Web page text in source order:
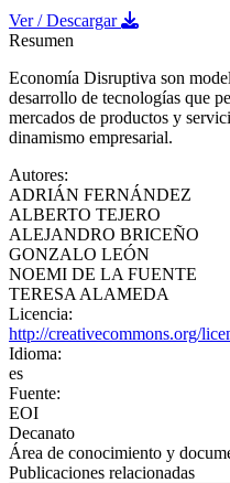
Ver / Descargar
Resumen
Economía Disruptiva son
desarrollo de tecnologías que
mercados de productos y
dinamismo empresarial.
Autores:
ADRIÁN FERNÁNDEZ
ALBERTO TEJERO
ALEJANDRO BRICEÑO
GONZALO LEÓN
NOEMI DE LA FUENTE
TERESA ALAMEDA
Licencia:
http://creativecommons.org/
Idioma:
es
Fuente:
EOI
Decanato
Área de conocimiento y
Publicaciones relacionadas